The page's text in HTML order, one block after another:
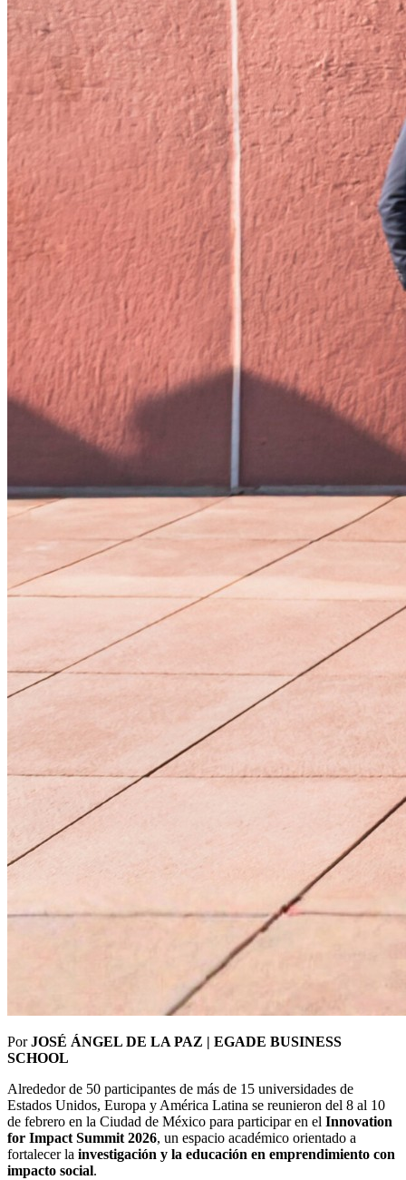
PorJOSÉ ÁNGEL DE LA PAZ | EGADE BUSINESS
SCHOOL
Alrededor de 50 participantes de más de 15 universidades de
Estados Unidos, Europa y América Latina se reunieron del 8 al 10
de febrero en la Ciudad de México para participar en el Innovation
for Impact Summit 2026, un espacio académico orientado a
fortalecer la investigación y la educación en emprendimiento con
impacto social.